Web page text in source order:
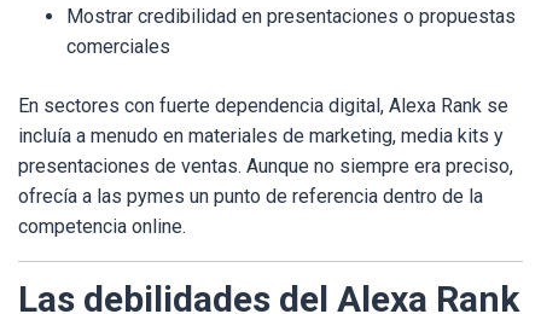
Mostrar credibilidad en presentaciones o propuestas
comerciales
En sectores con fuerte dependencia digital, Alexa Rank se
incluía a menudo en materiales de marketing, media kits y
presentaciones de ventas. Aunque no siempre era preciso,
ofrecía a las pymes un punto de referencia dentro de la
competencia online.
Las debilidades del Alexa Rank